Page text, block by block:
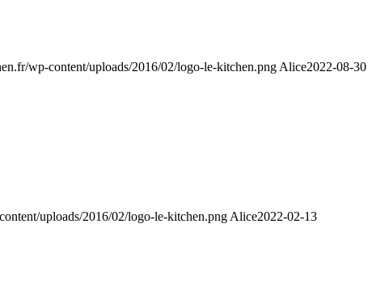
wp-content/uploads/2016/02/logo-le-kitchen.png Alice2022-08-30
uploads/2016/02/logo-le-kitchen.png Alice2022-02-13